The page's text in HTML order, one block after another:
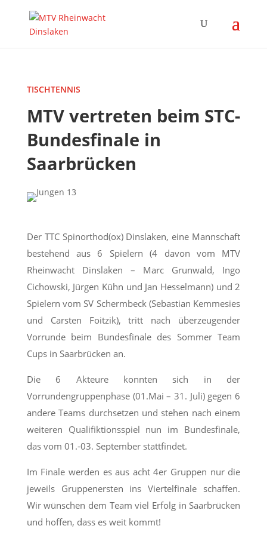
TISCHTENNIS
MTV vertreten beim STC-
Bundesfinale in
Saarbrücken
Der TTC Spinorthod(ox) Dinslaken, eine Mannschaft
bestehend aus 6 Spielern (4 davon vom MTV
Rheinwacht Dinslaken – Marc Grunwald, Ingo
Cichowski, Jürgen Kühn und Jan Hesselmann) und 2
Spielern vom SV Schermbeck (Sebastian Kemmesies
und Carsten Foitzik), tritt nach überzeugender
Vorrunde beim Bundesfinale des Sommer Team
Cups in Saarbrücken an.
Die 6 Akteure konnten sich in der
Vorrundengruppenphase (01.Mai – 31. Juli) gegen 6
andere Teams durchsetzen und stehen nach einem
weiteren Qualifiktionsspiel nun im Bundesfinale,
das vom 01.-03. September stattfindet.
Im Finale werden es aus acht 4er Gruppen nur die
jeweils Gruppenersten ins Viertelfinale schaffen.
Wir wünschen dem Team viel Erfolg in Saarbrücken
und hoffen, dass es weit kommt!